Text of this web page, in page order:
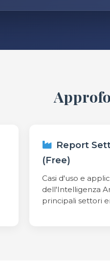
Report
(Free)
Casi d'uso e
dell'Intelligenza
principali settori